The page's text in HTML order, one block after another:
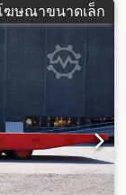
ฆษณาขนาดเล็ก